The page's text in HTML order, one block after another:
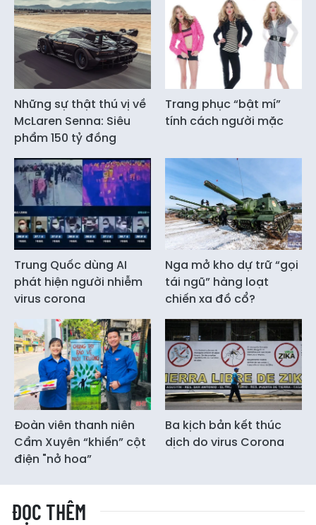
Những sự thật thú vị về
McLaren Senna: Siêu
phẩm 150 tỷ đồng
Trang phục “bật mí”
tính cách người mặc
Trung Quốc dùng AI
phát hiện người nhiễm
virus corona
Nga mở kho dự trữ “gọi
tái ngũ” hàng loạt
chiến xa đồ cổ?
Đoàn viên thanh niên
Cẩm Xuyên “khiến” cột
điện "nở hoa”
Ba kịch bản kết thúc
dịch do virus Corona
ĐỌC THÊM